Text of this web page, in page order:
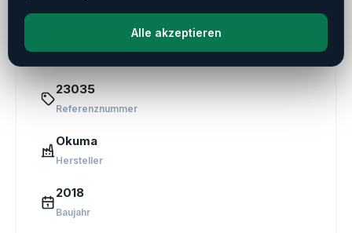
23035
Referenznummer
Okuma
Hersteller
2018
Baujahr
Alle akzeptieren